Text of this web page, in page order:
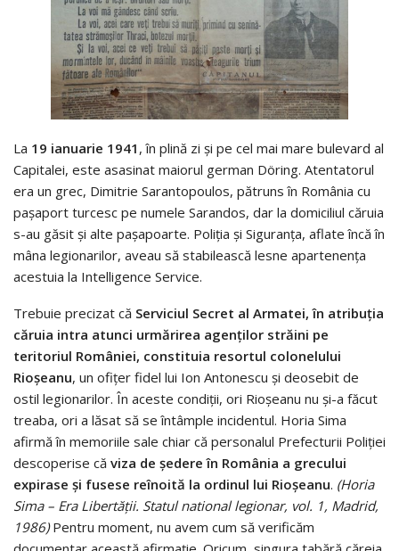
La 19 ianuarie 1941 , în plină zi și pe cel mai mare bulevard al
Capitalei, este asasinat maiorul german Döring. Atentatorul
era un grec, Dimitrie Sarantopoulos, pătruns în România cu
pașaport turcesc pe numele Sarandos, dar la domiciliul căruia
s-au găsit și alte pașapoarte. Poliția și Siguranța, aflate încă în
mâna legionarilor, aveau să stabilească lesne apartenența
acestuia la Intelligence Service.
Trebuie precizat că Serviciul Secret al Armatei, în atribuția
căruia intra atunci urmărirea agenților străini pe
teritoriul României, constituia resortul colonelului
Rioșeanu, un ofițer fidel lui Ion Antonescu și deosebit de
ostil legionarilor. În aceste condiții, ori Rioșeanu nu și-a făcut
treaba, ori a lăsat să se întâmple incidentul. Horia Sima
afirmă în memoriile sale chiar că personalul Prefecturii Poliției
descoperise că viza de ședere în România a grecului
expirase și fusese reînoită la ordinul lui Rioșeanu. (Horia
Sima – Era Libertății. Statul national legionar, vol. 1, Madrid,
1986)Pentru moment, nu avem cum să verificăm